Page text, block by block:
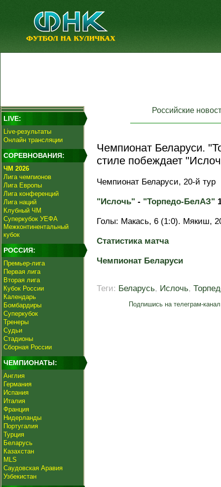
LIVE:
Live-результаты
Онлайн трансляции
СОРЕВНОВАНИЯ:
ЧМ 2026
Лига чемпионов
Лига Европы
Лига конференций
Лига наций
Клубный ЧМ
Суперкубок УЕФА
Межконтинентальный
кубок
РОССИЯ:
Премьер-лига
Первая лига
Вторая лига
Кубок России
Календарь
Бомбардиры
Суперкубок
Тренеры
Судьи
Стадионы
Сборная России
ЧЕМПИОНАТЫ:
Англия
Германия
Испания
Италия
Франция
Нидерланды
Португалия
Турция
Беларусь
Казахстан
MLS
Саудовская Аравия
Узбекистан
Российские
Чемпионат Беларуси.
стиле побеждает
Чемпионат Беларуси, 20-й тур
"Ислочь" - "Торпедо-БелАЗ"
Голы: Макась, 6 (1:0). Мякиш,
Статистика матча
Чемпионат Беларуси
Теги: Беларусь, Ислочь,
Подпишись на телеграм-